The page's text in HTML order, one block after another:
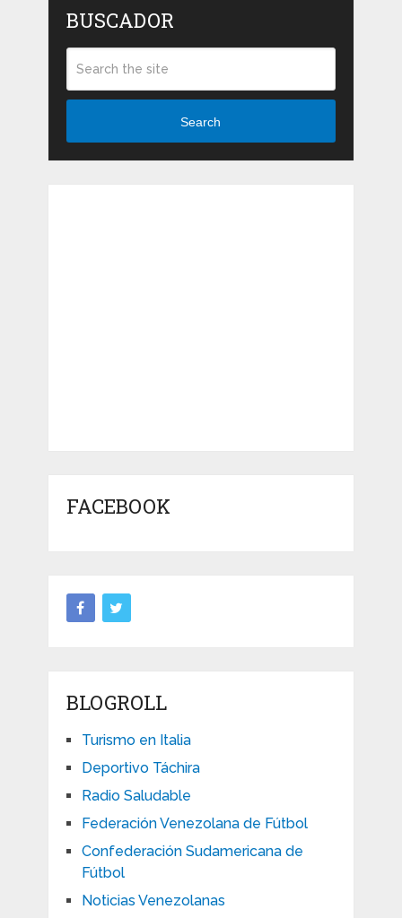
BUSCADOR
Search
FACEBOOK
BLOGROLL
Turismo en Italia
Deportivo Táchira
Radio Saludable
Federación Venezolana de Fútbol
Confederación Sudamericana de
Fútbol
Noticias Venezolanas